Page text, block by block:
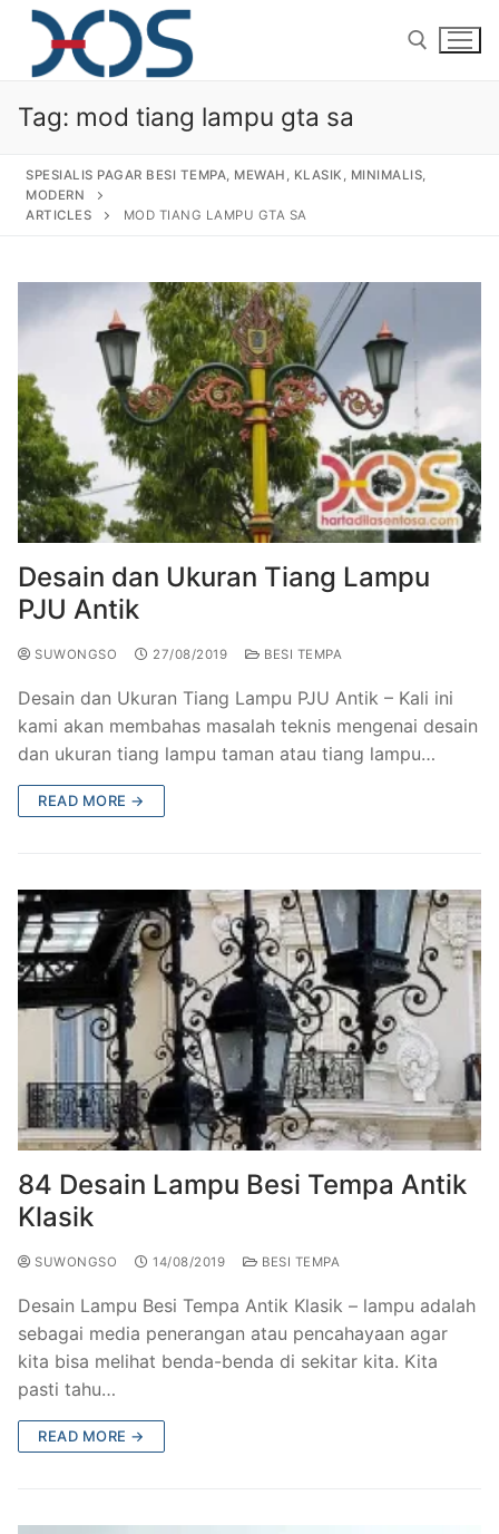
Products
Pagar Besi Tempa Klasik
Railing Tangga Besi Tempa
Railing Balkon Besi Tempa Klasik
Kursi Taman Besi Tempa
Ornamen Besi Tempa Murah Jakarta
Ranjang Besi Tempa Klasik
Tiang Lampu PJU Antik
Pengecoran Logam Jakarta
Alat Fitness Outdoor Murah
Gallery
Gallery Gambar Pagar Besi Tempa Mewah
Gallery Kursi Taman & Kursi Teras Besi Tempa
Gallery Railing Tangga Besi Tempa Klasik Mewah
Gallery Ranjang Besi Tempa Antik Mewah
Articles
Projects
Contact Us
Tag: mod tiang lampu gta sa
SPESIALIS PAGAR BESI TEMPA, MEWAH, KLASIK, MINIMALIS,
MODERN
ARTICLES
MOD TIANG LAMPU GTA SA
Desain dan Ukuran Tiang Lampu
PJU Antik
SUWONGSO 27/08/2019 BESI TEMPA
Desain dan Ukuran Tiang Lampu PJU Antik – Kali ini
kami akan membahas masalah teknis mengenai desain
dan ukuran tiang lampu taman atau tiang lampu…
READ MORE →
84 Desain Lampu Besi Tempa Antik
Klasik
SUWONGSO 14/08/2019 BESI TEMPA
Desain Lampu Besi Tempa Antik Klasik – lampu adalah
sebagai media penerangan atau pencahayaan agar
kita bisa melihat benda-benda di sekitar kita. Kita
pasti tahu…
READ MORE →